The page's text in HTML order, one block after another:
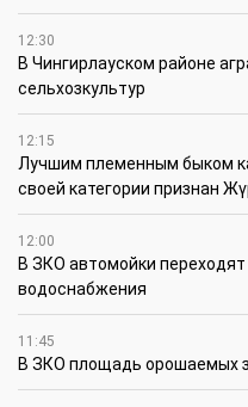
12:30
В Чингирлауском районе
сельхозкультур
12:15
Лучшим племенным быком
своей категории признан
12:00
В ЗКО автомойки
водоснабжения
11:45
В ЗКО площадь орошаемых